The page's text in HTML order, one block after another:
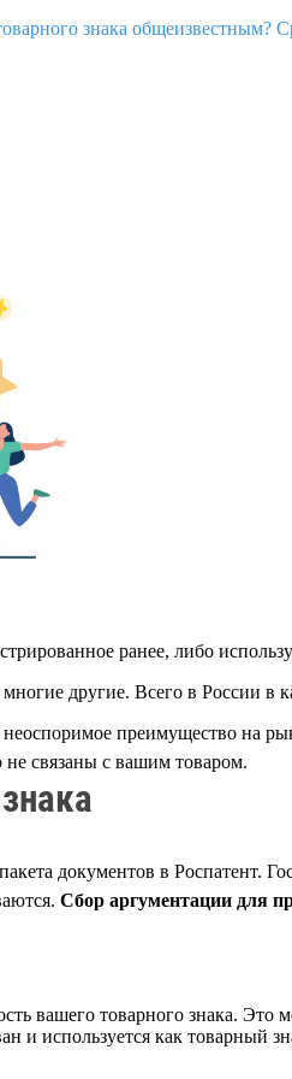
знака общеизвестным?
ранее, либо
другие. Всего в России в
неоспоримое преимущество
связаны с вашим товаром.
документов в
Сбор аргументации для
вашего товарного знака. Это
и используется как товарный